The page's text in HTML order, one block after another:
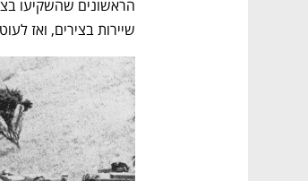
שיירות בצירים, ואז